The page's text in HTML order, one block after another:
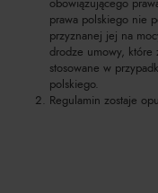
prawa polskiego nie
przyznanej jej na
drodze umowy, które
stosowane w
polskiego.
Regulamin zostaje